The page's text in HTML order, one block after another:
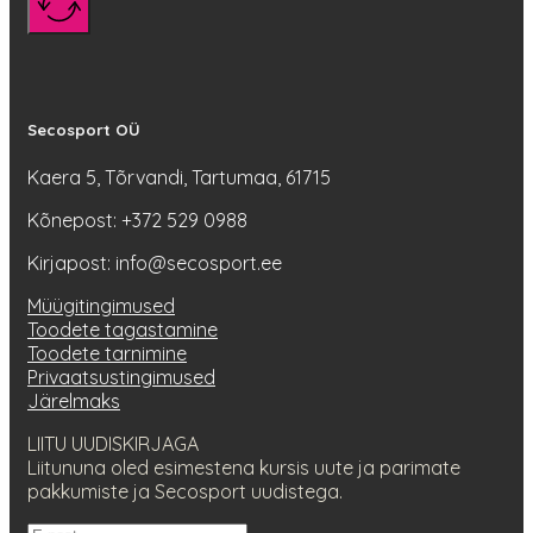
Secosport OÜ
Kaera 5, Tõrvandi, Tartumaa, 61715
Kõnepost: +372 529 0988
Kirjapost: info@secosport.ee
Müügitingimused
Toodete tagastamine
Toodete tarnimine
Privaatsustingimused
Järelmaks
LIITU UUDISKIRJAGA
Liitununa oled esimestena kursis uute ja parimate
pakkumiste ja Secosport uudistega.